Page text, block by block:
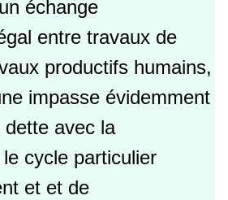
échange
entre travaux de
productifs humains,
impasse évidemment
dette avec la
cycle particulier
et et de